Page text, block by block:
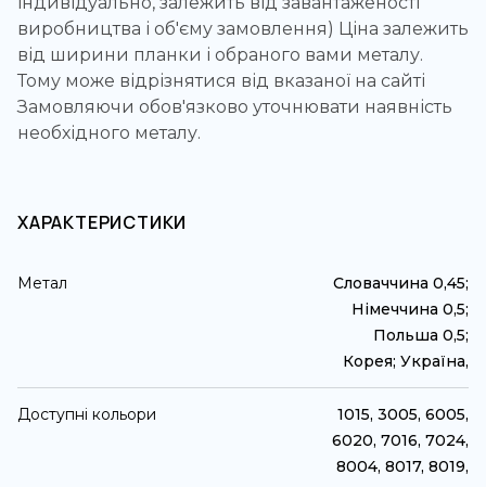
виробництва і об'єму замовлення) Ціна залежить
від ширини планки і обраного вами металу.
Тому може відрізнятися від вказаної на сайті
Замовляючи обов'язково уточнювати наявність
необхідного металу.
ХАРАКТЕРИСТИКИ
Метал
Словаччина 0,45;
Німеччина 0,5;
Польша 0,5;
Корея; Україна,
Доступні кольори
1015, 3005, 6005,
6020, 7016, 7024,
8004, 8017, 8019,